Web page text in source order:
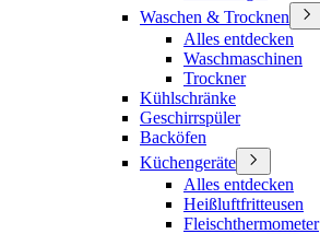
Waschen & Trocknen
Alles entdecken
Waschmaschinen
Trockner
Kühlschränke
Geschirrspüler
Backöfen
Küchengeräte
Alles entdecken
Heißluftfritteusen
Fleischthermometer